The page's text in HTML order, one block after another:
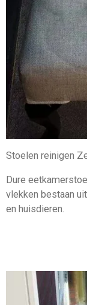
Stoelen reinigen
Dure
vlekken bestaan
en huisdieren.